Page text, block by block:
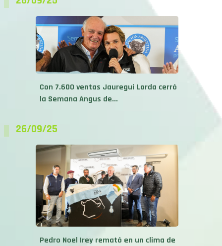
Con 7.600 ventas Jauregui Lorda cerró
la Semana Angus de...
26/09/25
Pedro Noel Irey remató en un clima de